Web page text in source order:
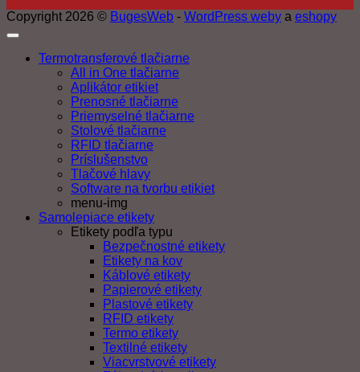
Copyright 2026 © BugesWeb - WordPress weby a eshopy
Termotransferové tlačiarne
All in One tlačiarne
Aplikátor etikiet
Prenosné tlačiarne
Priemyselné tlačiarne
Stolové tlačiarne
RFID tlačiarne
Príslušenstvo
Tlačové hlavy
Software na tvorbu etikiet
menu-img
Samolepiace etikety
Etikety podľa typu
Bezpečnostné etikety
Etikety na kov
Káblové etikety
Papierové etikety
Plastové etikety
RFID etikety
Termo etikety
Textilné etikety
Viacvrstvové etikety